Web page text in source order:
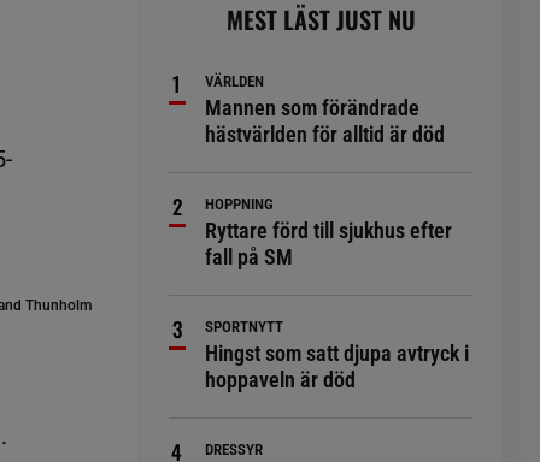
Thunholm
MEST LÄST JUST NU
VÄRLDEN
Mannen som förändrade
hästvärlden för alltid är död
HOPPNING
Ryttare förd till sjukhus efter
fall på SM
SPORTNYTT
Hingst som satt djupa avtryck i
hoppaveln är död
DRESSYR